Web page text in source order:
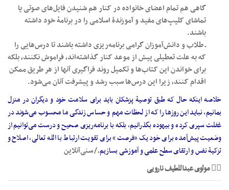
گاهی هم تمام اعضای خانواده در کنار هم شنیدن فایل‌های صوتی یا
تماشای کلیپ‌های مفید و آموزندۀ اسلامی را در برنامۀ خود داشته
باشند.
ـ طلاب و دانش‌آموزان گرامی برنامه‌ریزی داشته باشند تا درس‌هایی را
که به علت تعطیلی پیش از موعد کنار گذاشته‌اند، فراموش نکنند، بلکه
برای خواندن این کتاب‌ها و تکمیل روند فراگیری آنها از هر طریق ممکن
اقدام کنند، زیرا این درس‌ها سبب رشد و پیشرفت آنان می‌شود.
خلاصه اینکه حال که طبق توصیۀ پزشکان باید برای سلامت خود و دیگران در منزل
بمانیم، نباید این روزها را که از لحظات مهم و حساس زندگی ما محسوب می‌شوند در
غفلت سپری کرده و بیهوده بگذرانیم، بلکه با برنامه‌ریزی صحیح و درست می‌توانیم از
وضعیت پیش‌آمده برای خود یک «فرصت» برای تقویت ارتباط با الله تعالی، اصلاح و
تزکیۀ نفس و ارتقای سطح علمی و آموزشی بسازیم./ سنی‌آنلاین
✍🏽مولوی عبداللطیف نارویی